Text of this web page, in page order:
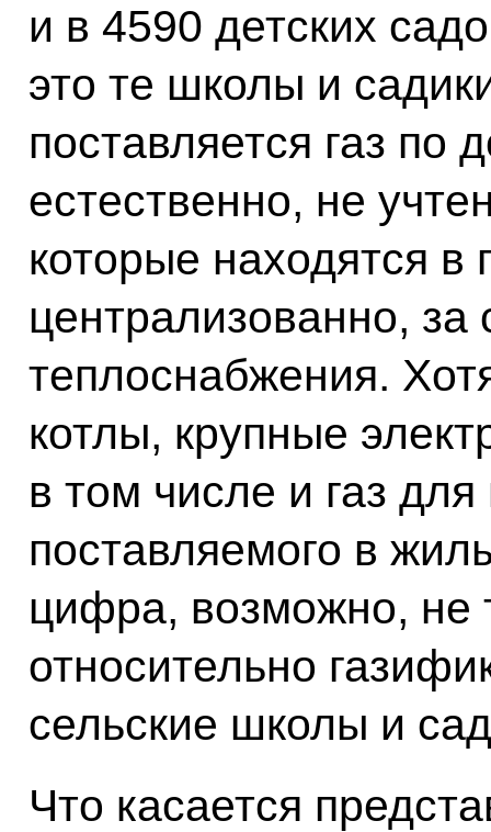
и в 4590 детских
это те школы и
поставляется газ по
естественно, не
которые находятся в
централизованно, за
теплоснабжения.
котлы, крупные
в том числе и газ
поставляемого в
цифра, возможно, не
относительно
сельские школы и
Что касается